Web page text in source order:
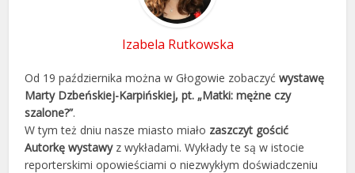
Izabela Rutkowska
Od 19 października można w Głogowie zobaczyćwystawę
Marty Dzbeńskiej-Karpińskiej, pt. „Matki: mężne czy
szalone?”.
W tym też dniu nasze miasto miało zaszczyt gościć
Autorkę wystawy z wykładami. Wykłady te są w istocie
reporterskimi opowieściami o niezwykłym doświadczeniu